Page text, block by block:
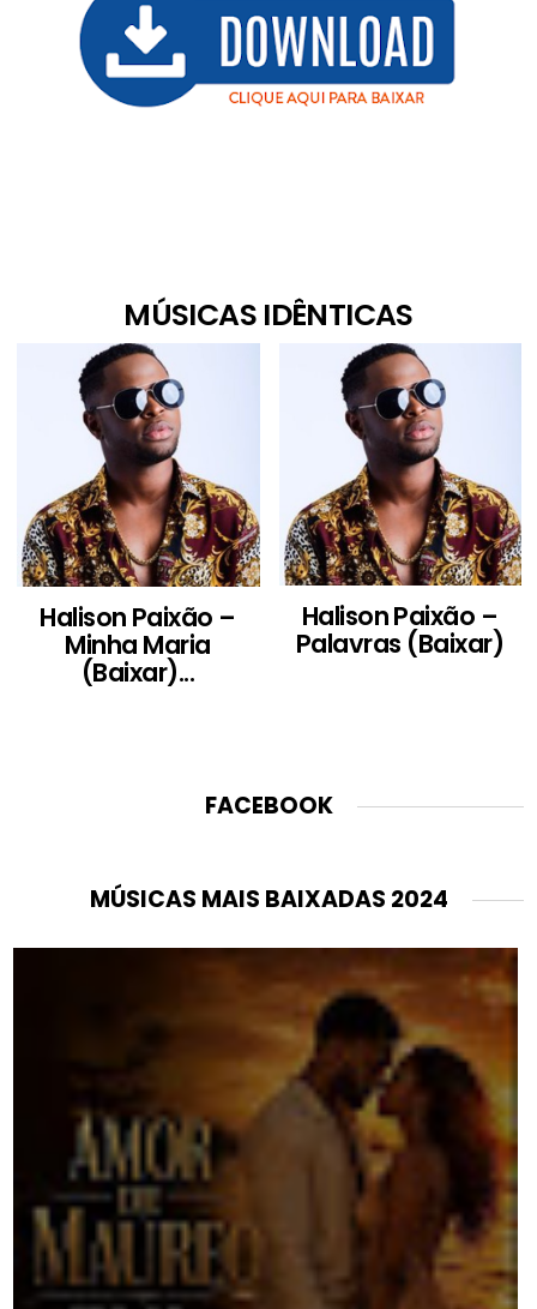
MÚSICAS IDÊNTICAS
Halison Paixão –
Minha Maria
(Baixar)...
Halison Paixão –
Palavras (Baixar)
FACEBOOK
MÚSICAS MAIS BAIXADAS 2024